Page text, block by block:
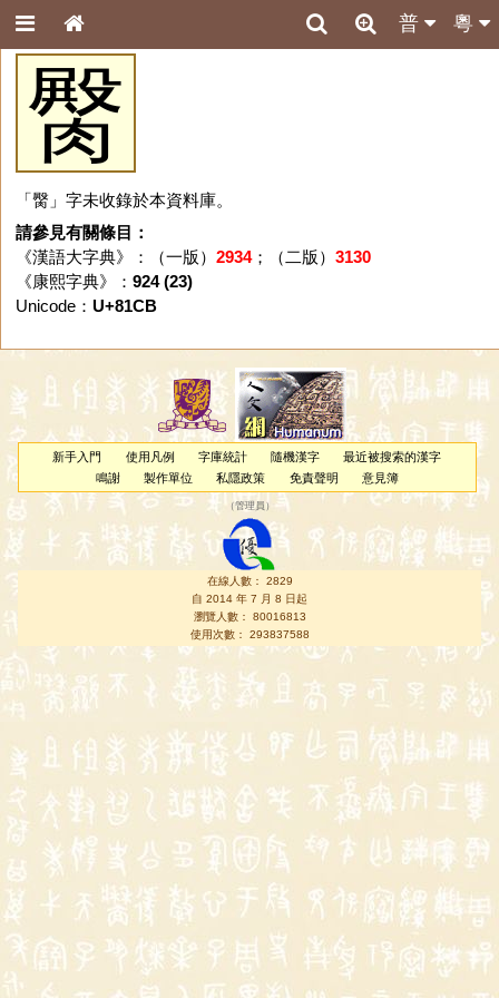
粵
普
臋
「臋」字未收錄於本資料庫。
請參見有關條目：
《漢語大字典》：（一版） 2934；（二版） 3130
《康熙字典》： 924 (23)
Unicode： U+81CB
新手入門 使用凡例 字庫統計 隨機漢字
最近被搜索的漢字
鳴謝
製作單位 私隱政策 免責聲明 意見簿
（管理員 ）
在線人數： 2829
自 2014 年 7 月 8 日起
瀏覽人數： 80016813
使用次數： 293837588